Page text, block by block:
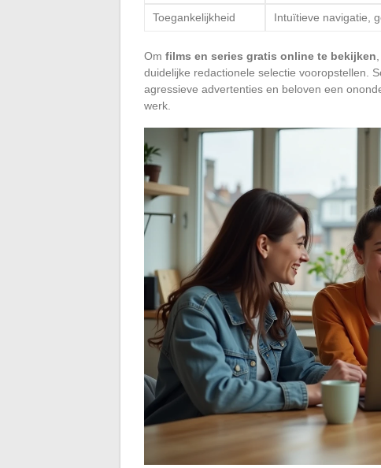
Toegankelijkheid Intuïtieve navigatie,
Om films en series gratis online te bekijken
duidelijke redactionele selectie vooropstellen.
agressieve advertenties en beloven een
werk.